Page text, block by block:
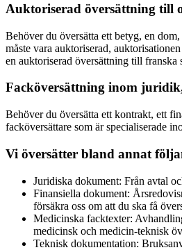
Auktoriserad översättning till
Behöver du översätta ett betyg, en
måste vara auktoriserad,
en auktoriserad översättning till franska
Facköversättning inom
Behöver du översätta ett kontrakt, ett
facköversättare som är specialiserade
Vi översätter bland annat
Juridiska dokument: Från avtal
Finansiella dokument:
försäkra oss om att du ska få
Medicinska facktexter:
medicinsk och medicin-teknisk
Teknisk dokumentation: